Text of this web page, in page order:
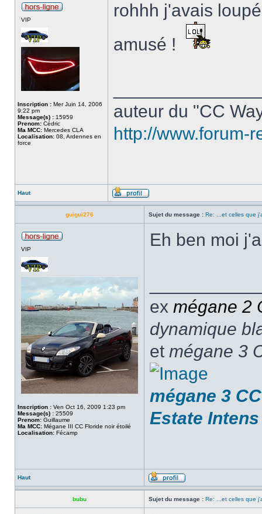
VIP
Inscription : Mer Juin 14, 2006
9:22 pm
Message(s) : 15959
Prenom: Cédric
Ma MCC: Mercedes CLA
Localisation: 08, Ardennes en
force
rohhh j'avais
amusé !
auteur du "CC
http://www.forum-
Haut
guigui276 Sujet du message : Re: ...et celles que
VIP
Inscription : Ven Oct 16, 2009 1:23 pm
Message(s) : 25509
Prenom: Guillaume
Ma MCC: Mégane III CC Floride noir étoilé
Localisation: Fécamp
Eh ben moi
ex mégane 2
dynamique
et mégane 3
mégane 3
Estate
Haut
bubu Sujet du message : Re: ...et celles que